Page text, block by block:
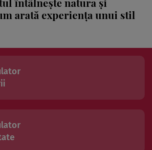
arată experiența unui stil